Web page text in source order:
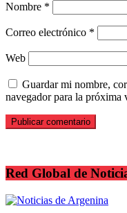
Nombre *
Correo electrónico *
Web
Guardar mi nombre,
navegador para la próxima
Red Global de